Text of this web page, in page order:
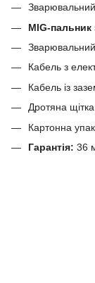
Зварювальний
MIG-пальник
Кабель з
Кабель із
Дротяна
Картонна
Гарантія: 36